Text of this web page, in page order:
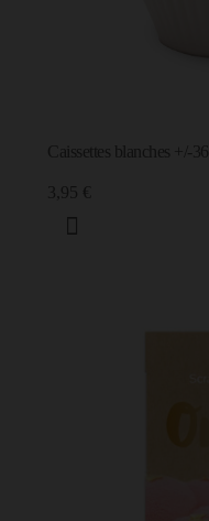
Caissettes blanches +/-36
3,95 €